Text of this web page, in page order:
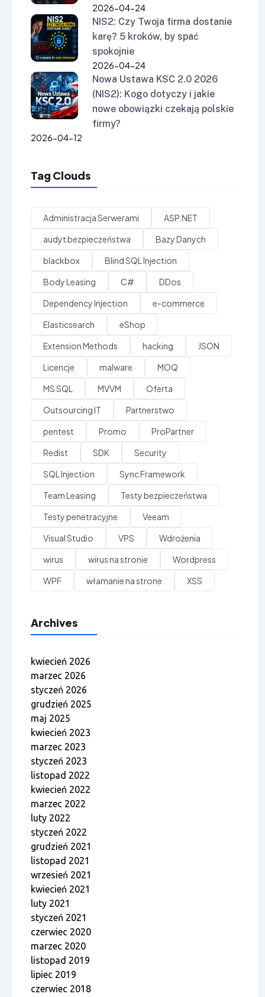
2026-04-24
NIS2: Czy Twoja firma dostanie
karę? 5 kroków, by spać
spokojnie
2026-04-24
Nowa Ustawa KSC 2.0 2026
(NIS2): Kogo dotyczy i jakie
nowe obowiązki czekają polskie
firmy?
2026-04-12
Tag Clouds
Administracja Serwerami
ASP.NET
audyt bezpieczeństwa
Bazy Danych
blackbox
Blind SQL Injection
Body Leasing
C#
DDos
Dependency Injection
e-commerce
Elasticsearch
eShop
Extension Methods
hacking
JSON
Licencje
malware
MOQ
MS SQL
MVVM
Oferta
Outsourcing IT
Partnerstwo
pentest
Promo
ProPartner
Redist
SDK
Security
SQL Injection
Sync Framework
Team Leasing
Testy bezpieczeństwa
Testy penetracyjne
Veeam
Visual Studio
VPS
Wdrożenia
wirus
wirus na stronie
Wordpress
WPF
włamanie na strone XSS
Archives
kwiecień 2026
marzec 2026
styczeń 2026
grudzień 2025
maj 2025
kwiecień 2023
marzec 2023
styczeń 2023
listopad 2022
kwiecień 2022
marzec 2022
luty 2022
styczeń 2022
grudzień 2021
listopad 2021
wrzesień 2021
kwiecień 2021
luty 2021
styczeń 2021
czerwiec 2020
marzec 2020
listopad 2019
lipiec 2019
czerwiec 2018